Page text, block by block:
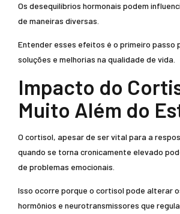
Os desequilíbrios hormonais podem
de maneiras diversas.
Entender esses efeitos é o primeiro passo
soluções e melhorias na qualidade de vida.
Impacto do
Muito Além do
O cortisol, apesar de ser vital para a
quando se torna cronicamente elevado
de problemas emocionais.
Isso ocorre porque o cortisol pode alterar
hormônios e neurotransmissores que